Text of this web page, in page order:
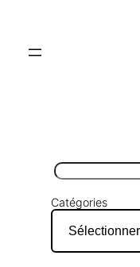
contenu
Rechercher
Catégories